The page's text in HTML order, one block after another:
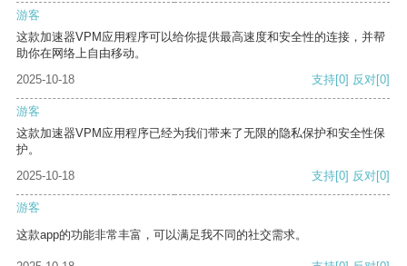
游客
这款加速器VPM应用程序可以给你提供最高速度和安全性的连接，并帮
助你在网络上自由移动。
2025-10-18
支持[0] 反对[0]
游客
这款加速器VPM应用程序已经为我们带来了无限的隐私保护和安全性保
护。
2025-10-18
支持[0] 反对[0]
游客
这款app的功能非常丰富，可以满足我不同的社交需求。